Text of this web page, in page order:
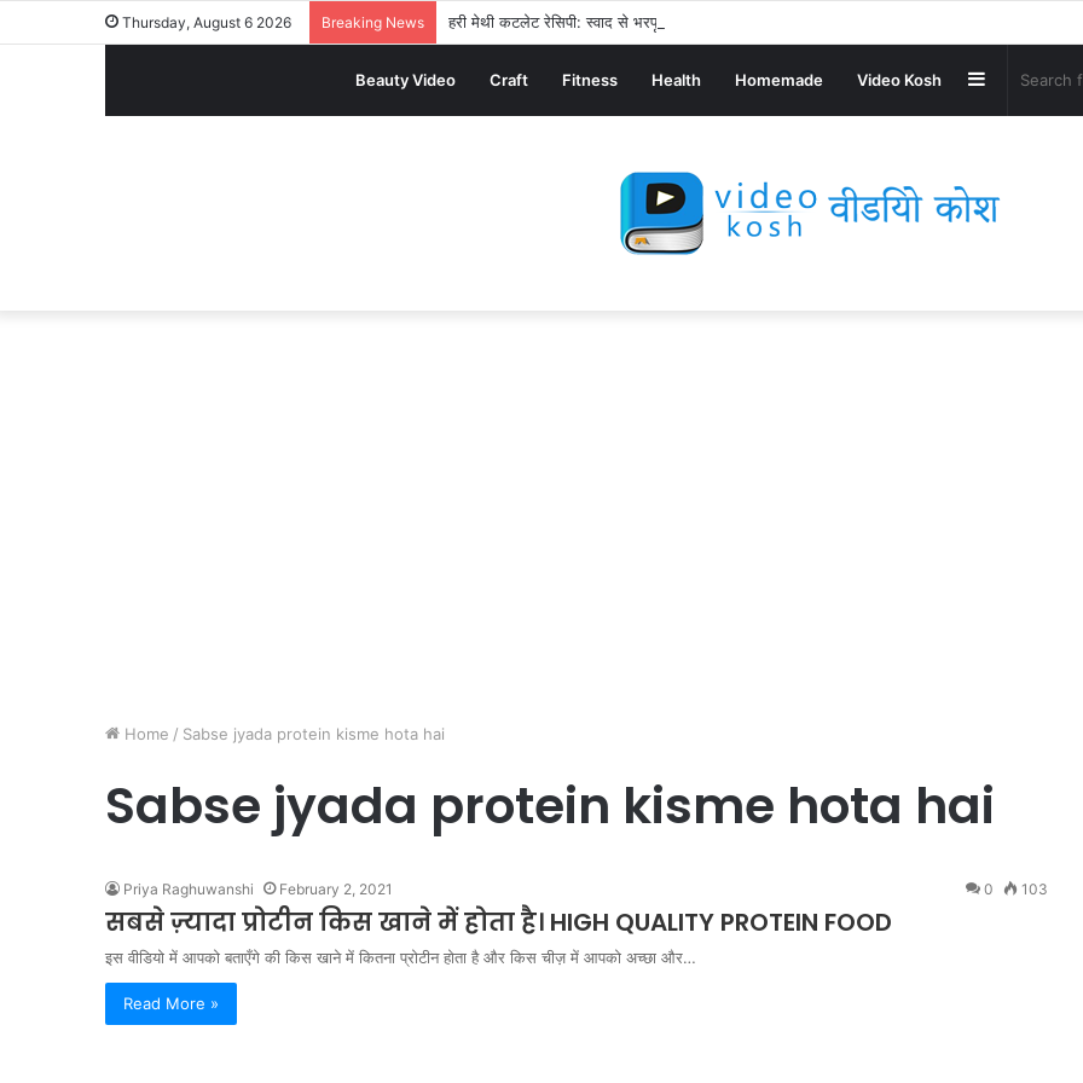
Thursday, August 6 2026 Breaking News हरी मेथी कटलेट रेसिपी: स्वाद से भरपूर और स्वस्थ नाश्ता बनाएं!
Beauty Video Craft Fitness Health Homemade Video Kosh Sidebar
Home / Sabse jyada protein kisme hota hai
Sabse jyada protein kisme hota hai
Priya Raghuwanshi February 2, 2021 0 103
सबसे ज़्यादा प्रोटीन किस खाने में होता है। HIGH QUALITY PROTEIN FOOD
इस वीडियो में आपको बताएँगे की किस खाने में कितना प्रोटीन होता है और किस चीज़ में आपको अच्छा और…
Read More »